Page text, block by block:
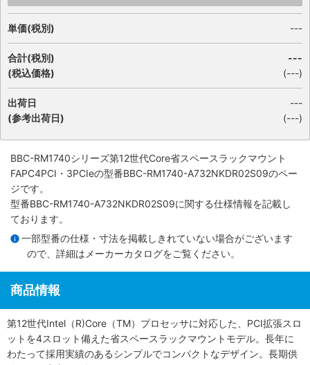
単価(税別) ---
合計(税別)
(税込価格)
---
(---)
出荷日
(参考出荷日)
---
(---)
BBC-RM1740シリーズ第12世代Core省スペースラックマウント
FAPC4PCI・3PCIeの型番BBC-RM1740-A732NKDR02S09のペー
ジです。
型番BBC-RM1740-A732NKDR02S09に関する仕様情報を記載し
ております。
一部型番の仕様・寸法を掲載しきれていない場合がございます
ので、詳細は メーカーカタログをご覧ください。
商品情報
第12世代Intel（R)Core（TM）プロセッサに対応した、PCI拡張スロ
ットを4スロット備えた省スペースラックマウントモデル。長年に
わたって採用実績のあるシンプルでコンパクトなデザイン。長期供